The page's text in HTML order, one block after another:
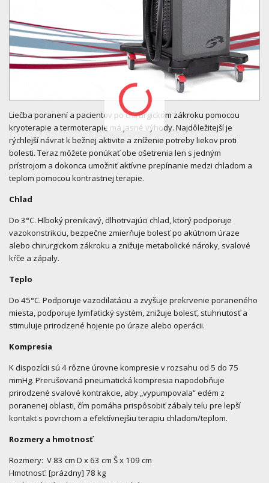
Liečba poranení a pacientov po chirurgickom zákroku pomocou
kryoterapie a termoterapie má jasné výhody. Najdôležitejší je
rýchlejší návrat k bežnej aktivite a zníženie potreby liekov proti
bolesti. Teraz môžete ponúkať obe ošetrenia len s jedným
prístrojom a dokonca umožniť aktívne prepínanie medzi chladom a
teplom pomocou kontrastnej terapie.
Chlad
Do 3°C. Hlboký prenikavý, dlhotrvajúci chlad, ktorý podporuje
vazokonstrikciu, bezpečne zmierňuje bolesť po akútnom úraze
alebo chirurgickom zákroku a znižuje metabolické nároky, svalové
kŕče a zápaly.
Teplo
Do 45°C. Podporuje vazodilatáciu a zvyšuje prekrvenie poraneného
miesta, podporuje lymfatický systém, znižuje bolesť, stuhnutosť a
stimuluje prirodzené hojenie po úraze alebo operácii.
Kompresia
K dispozícii sú 4 rôzne úrovne kompresie v rozsahu od 5 do 75
mmHg. Prerušovaná pneumatická kompresia napodobňuje
prirodzené svalové kontrakcie, aby „vypumpovala“ edém z
poranenej oblasti, čím pomáha prispôsobiť zábaly telu pre lepší
kontakt s povrchom a efektívnejšiu terapiu chladom/teplom.
Rozmery a hmotnosť
Rozmery: V 83 cm D x 63 cm Š x 109 cm
Hmotnosť: [prázdny] 78 kg